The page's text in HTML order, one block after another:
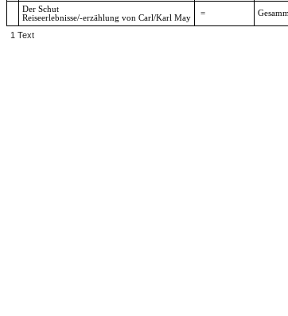
Der Schut
Reiseerlebnisse/-erzählung von Carl/Karl May
=
1 Text